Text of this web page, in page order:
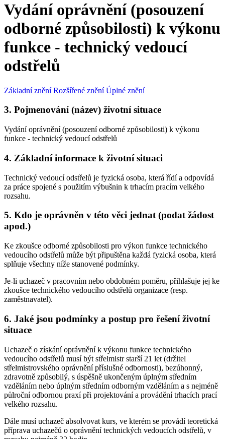
Vydání oprávnění (posouzení
odborné způsobilosti) k výkonu
funkce - technický vedoucí
odstřelů
Základní znění Rozšířené znění Úplné znění
3. Pojmenování (název) životní situace
Vydání oprávnění (posouzení odborné způsobilosti) k výkonu
funkce - technický vedoucí odstřelů
4. Základní informace k životní situaci
Technický vedoucí odstřelů je fyzická osoba, která řídí a odpovídá
za práce spojené s použitím výbušnin k trhacím pracím velkého
rozsahu.
5. Kdo je oprávněn v této věci jednat (podat žádost
apod.)
Ke zkoušce odborné způsobilosti pro výkon funkce technického
vedoucího odstřelů může být připuštěna každá fyzická osoba, která
splňuje všechny níže stanovené podmínky.
Je-li uchazeč v pracovním nebo obdobném poměru, přihlašuje jej ke
zkoušce technického vedoucího odstřelů organizace (resp.
zaměstnavatel).
6. Jaké jsou podmínky a postup pro řešení životní
situace
Uchazeč o získání oprávnění k výkonu funkce technického
vedoucího odstřelů musí být střelmistr starší 21 let (držitel
střelmistrovského oprávnění příslušné odbornosti), bezúhonný,
zdravotně způsobilý, s úspěšně ukončeným úplným středním
vzděláním nebo úplným středním odborným vzděláním a s nejméně
půlroční odbornou praxí při projektování a provádění trhacích prací
velkého rozsahu.
Dále musí uchazeč absolvovat kurs, ve kterém se provádí teoretická
příprava uchazečů o oprávnění technických vedoucích odstřelů, v